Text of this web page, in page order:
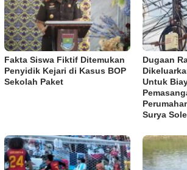
Fakta Siswa Fiktif Ditemukan
Penyidik Kejari di Kasus BOP
Sekolah Paket
Dugaan
Untuk
Surya